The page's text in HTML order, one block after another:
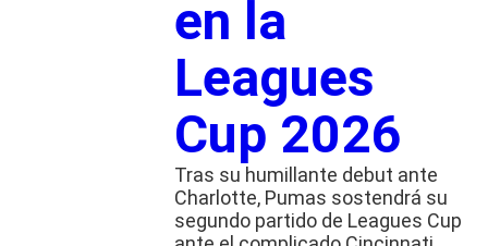
en la
Leagues
Cup 2026
Tras su humillante debut ante
Charlotte, Pumas sostendrá su
segundo partido de Leagues Cup